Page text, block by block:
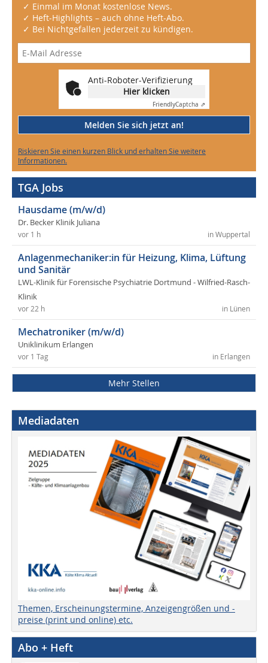
✓ Einmal im Monat kostenlose News.
✓ Heft-Highlights – auch ohne Heft-Abo.
✓ Bei Nichtgefallen jederzeit zu kündigen.
Anti-Roboter-Verifizierung
Hier klicken
FriendlyCaptcha ⇗
Melden Sie sich jetzt an!
Riskieren Sie einen kurzen Blick und erhalten Sie weitere
Informationen.
TGA Jobs
Hausdame (m/w/d)
Dr. Becker Klinik Juliana
in Wuppertal
vor 1 h
Anlagenmechaniker:in für Heizung, Klima, Lüftung
und Sanitär
LWL-Klinik für Forensische Psychiatrie Dortmund - Wilfried-Rasch-
Klinik
in Lünen
vor 22 h
Mechatroniker (m/w/d)
Uniklinikum Erlangen
in Erlangen
vor 1 Tag
Mehr Stellen
Mediadaten
Themen, Erscheinungstermine, Anzeigengrößen und -
preise (print und online) etc.
Abo + Heft